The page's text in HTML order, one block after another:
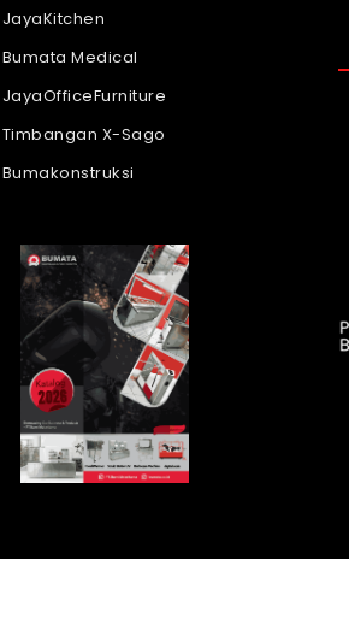
JayaKitchen
Bumata Medical
JayaOfficeFurniture
Timbangan X-Sago
Bumakonstruksi